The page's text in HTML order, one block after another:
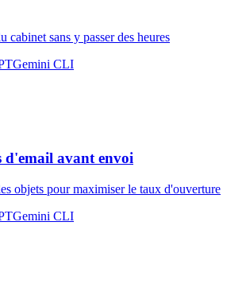
sans y passer des heures
Gemini CLI
d'email avant envoi
objets pour maximiser le taux d'ouverture
Gemini CLI